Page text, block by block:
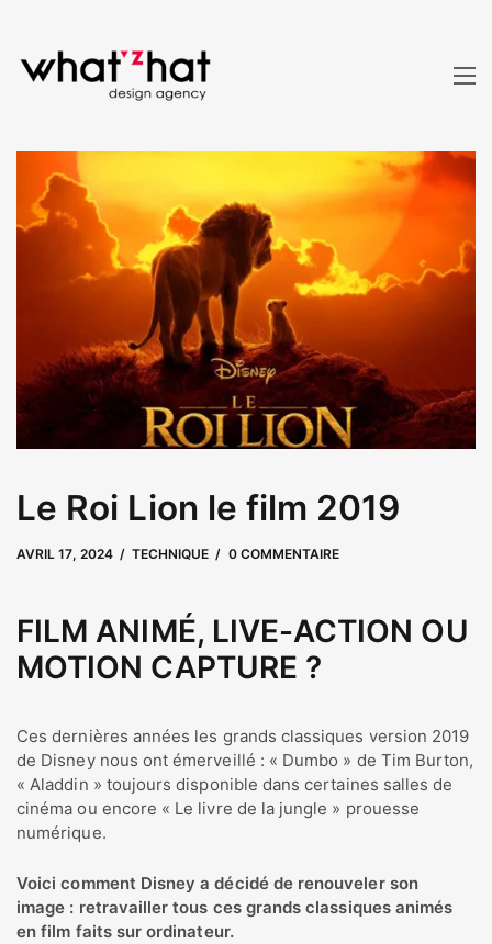
Le Roi Lion le film 2019
AVRIL 17, 2024
SEPTEMBRE 17, 2025TECHNIQUE 0 COMMENTAIRE
paruser
FILM ANIMÉ, LIVE-ACTION OU
MOTION CAPTURE ?
Ces dernières années les grands classiques version 2019
de Disney nous ont émerveillé : « Dumbo » de Tim Burton,
« Aladdin » toujours disponible dans certaines salles de
cinéma ou encore « Le livre de la jungle » prouesse
numérique.
Voici comment Disney a décidé de renouveler son
image : retravailler tous ces grands classiques animés
en film faits sur ordinateur.